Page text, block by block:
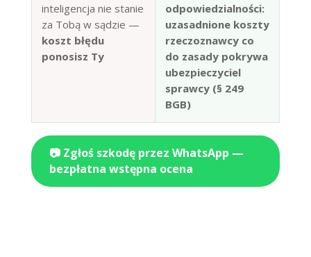
inteligencja nie stanie
za Tobą w sądzie —
koszt błędu
ponosisz Ty
odpowiedzialności:
uzasadnione koszty
rzeczoznawcy co
do zasady pokrywa
ubezpieczyciel
sprawcy (§ 249
BGB)
📷 Zgłoś szkodę przez WhatsApp —
bezpłatna wstępna ocena